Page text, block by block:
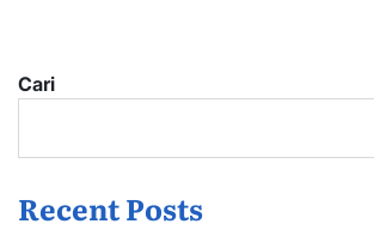
Cari
Recent Posts